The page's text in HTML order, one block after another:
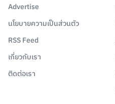
Advertise
นโยบายความเป็นส่วนตัว
RSS Feed
เกี่ยวกับเรา
ติดต่อเรา